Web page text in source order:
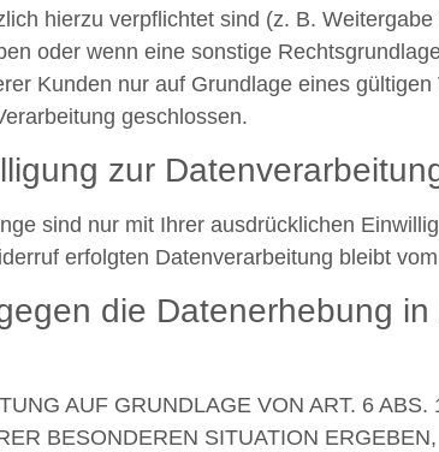
hierzu verpflichtet sind (z. B.
oder wenn eine sonstige
Kunden nur auf Grundlage eines
geschlossen.
zur
sind nur mit Ihrer ausdrücklichen
erfolgten Datenverarbeitung bleibt
die Datenerhebung
AUF GRUNDLAGE VON ART. 6
BESONDEREN SITUATION